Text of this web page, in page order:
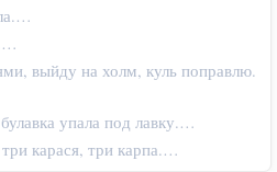
выйду на холм, куль поправлю.
упала под лавку.…
карася, три карпа.…